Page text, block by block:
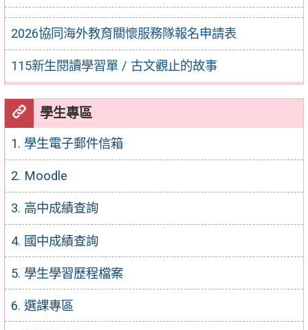
2026協同海外教育關懷服務隊報名申請表
115新生閱讀學習單 / 古文觀止的故事
學生專區
1. 學生電子郵件信箱
2. Moodle
3. 高中成績查詢
4. 國中成績查詢
5. 學生學習歷程檔案
6. 選課專區